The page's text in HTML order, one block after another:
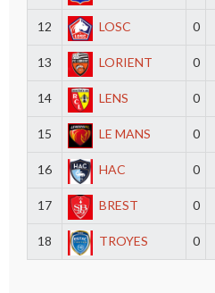
12 LOSC 0
13 LORIENT 0
14 LENS 0
15 LE MANS 0
16 HAC 0
17 BREST 0
18 TROYES 0